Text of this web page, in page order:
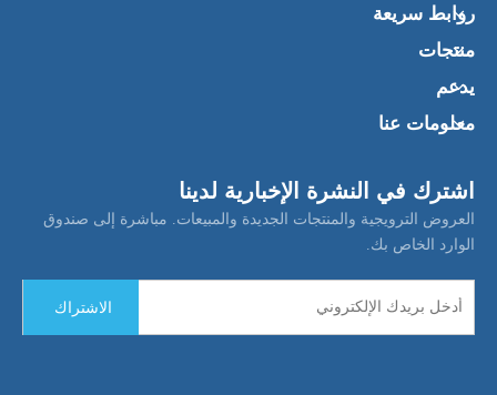
روابط سريعة
منتجات
يدعم
معلومات عنا
اشترك في النشرة الإخبارية لدينا
العروض الترويجية والمنتجات الجديدة والمبيعات. مباشرة إلى صندوق
الوارد الخاص بك.
الاشتراك